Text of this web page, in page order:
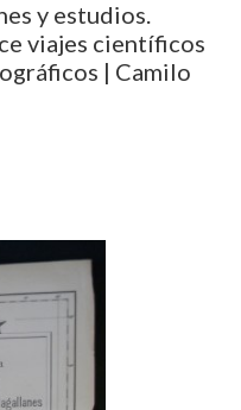
y estudios.
viajes científicos
| Camilo